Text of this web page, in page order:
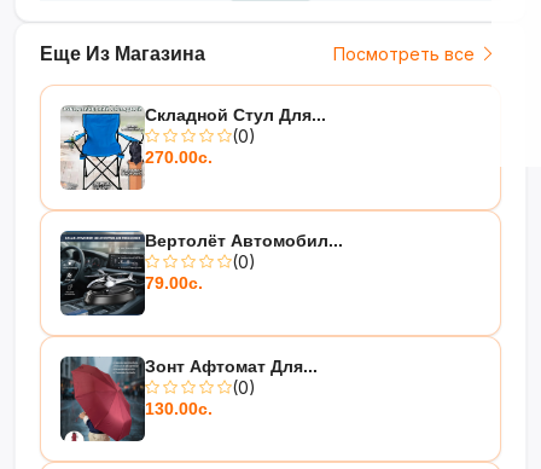
Еще Из Магазина Посмотреть все
Складной Стул Для...
(0)
270.00с.
Вертолёт Автомобил...
(0)
79.00с.
Зонт Афтомат Для...
(0)
130.00с.